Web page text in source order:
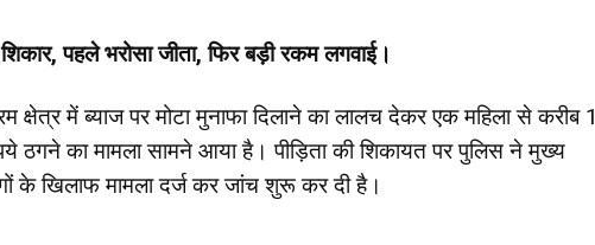
पहले भरोसा जीता, फिर बड़ी रकम लगवाई।
क्षेत्र में ब्याज पर मोटा मुनाफा दिलाने का लालच देकर एक महिला से करीब 1
ठगने का मामला सामने आया है। पीड़िता की शिकायत पर पुलिस ने मुख्य
के खिलाफ मामला दर्ज कर जांच शुरू कर दी है।